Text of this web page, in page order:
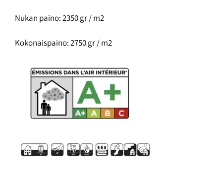
Nukan paino: 2350 gr / m2
Kokonaispaino: 2750 gr / m2